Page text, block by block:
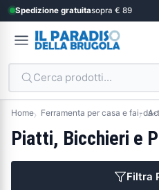
Spedizione gratuitasopra € 89
Cerca prodotti...
Home Ferramenta per casa e fai-da-
Piatti, Bicchieri e
Filtra